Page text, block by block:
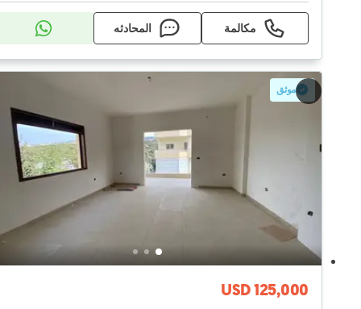
مكالمة المحادثه
موثق
USD 125,000